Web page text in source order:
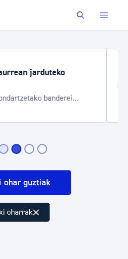
Buscar
2026
mozketak eta garraio zerbitzu
ohar guztiak
oharrak